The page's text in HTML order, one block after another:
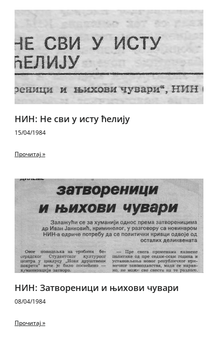
НИН: Не сви у исту ћелију
15/04/1984
Прочитај »
НИН: Затвореници и њихови чувари
08/04/1984
Прочитај »